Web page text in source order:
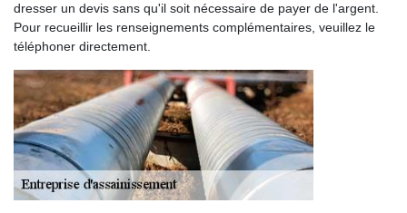
dresser un devis sans qu'il soit nécessaire de payer de l'argent.
Pour recueillir les renseignements complémentaires, veuillez le
téléphoner directement.